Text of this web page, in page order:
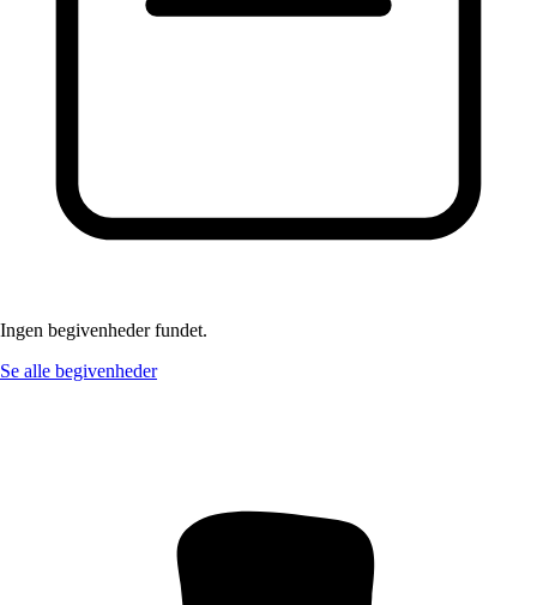
Ingen begivenheder fundet.
Se alle begivenheder